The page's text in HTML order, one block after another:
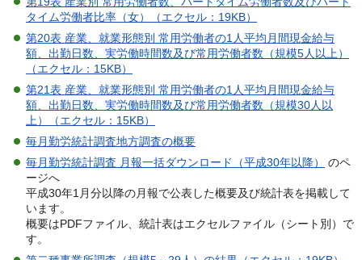
タイム労働者比率（女）（エクセル：19KB）
第20表 産業、就業形態別 常用労働者の1人平均月間現金給与
額、出勤日数、実労働時間数及び常用労働者数（規模5人以上）
（エクセル：15KB）
第21表 産業、就業形態別 常用労働者の1人平均月間現金給与
額、出勤日数、実労働時間数及び常用労働者数（規模30人以
上）（エクセル：15KB）
毎月勤労統計調査地方調査の概要
毎月勤労統計調査 月報一括ダウンロード（平成30年以降）
のペ
ージへ
平成30年1月分以降の月報で公表した概要及び統計表を掲載して
います。
概要はPDFファイル、統計表はエクセルファイル（シート別）で
す。